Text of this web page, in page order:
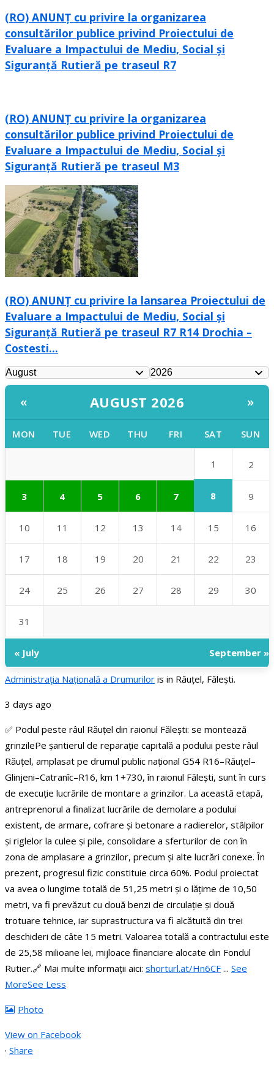
(RO) ANUNȚ cu privire la organizarea
consultărilor publice privind Proiectului de
Evaluare a Impactului de Mediu, Social și
Siguranță Rutieră pe traseul R7
(RO) ANUNȚ cu privire la organizarea
consultărilor publice privind Proiectului de
Evaluare a Impactului de Mediu, Social și
Siguranță Rutieră pe traseul M3
(RO) ANUNȚ cu privire la lansarea Proiectului de
Evaluare a Impactului de Mediu, Social și
Siguranță Rutieră pe traseul R7 R14 Drochia –
Costesti...
« AUGUST 2026 »
MON TUE WED THU FRI SAT SUN
1 2
3 4 5 6 7 8 9
10 11 12 13 14 15 16
17 18 19 20 21 22 23
24 25 26 27 28 29 30
31
« July September »
Administraţia Națională a Drumurilor is in Răuțel, Fălești.
3 days ago
✅ Podul peste râul Răuțel din raionul Fălești: se montează
grinzilePe șantierul de reparație capitală a podului peste râul
Răuțel, amplasat pe drumul public național G54 R16–Răuțel–
Glinjeni–Catranîc–R16, km 1+730, în raionul Fălești, sunt în curs
de execuție lucrările de montare a grinzilor. La această etapă,
antreprenorul a finalizat lucrările de demolare a podului
existent, de armare, cofrare și betonare a radierelor, stâlpilor
și riglelor la culee și pile, consolidare a sferturilor de con în
zona de amplasare a grinzilor, precum și alte lucrări conexe. În
prezent, progresul fizic constituie circa 60%. Podul proiectat
va avea o lungime totală de 51,25 metri și o lățime de 10,50
metri, va fi prevăzut cu două benzi de circulație și două
trotuare tehnice, iar suprastructura va fi alcătuită din trei
deschideri de câte 15 metri. Valoarea totală a contractului este
de 25,58 milioane lei, mijloace financiare alocate din Fondul
Rutier.🔗 Mai multe informații aici: shorturl.at/Hn6CF ... See
MoreSee Less
Photo
View on Facebook
· Share